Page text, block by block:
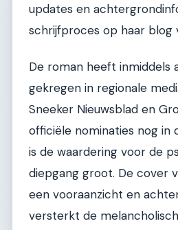
updates en
schrijfproces op haar blog
De roman heeft inmiddels
gekregen in regionale
Sneeker Nieuwsblad en
officiële nominaties nog in
is de waardering voor de
diepgang groot. De cover
een vooraanzicht en
versterkt de